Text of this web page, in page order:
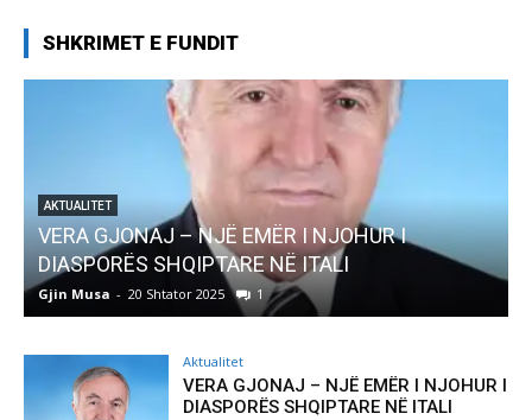
SHKRIMET E FUNDIT
EMËR I NJOHUR I
NË ITALI
1
AKTUALITET
Pregaditi Gjin Musa-
Gjin Musa
Aktualitet
VERA GJONAJ – NJË EMËR I NJOHUR I
DIASPORËS SHQIPTARE NË ITALI